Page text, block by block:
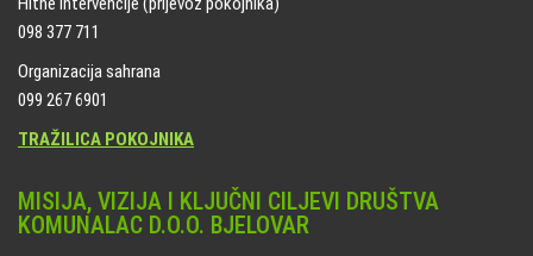
098 377 711
Organizacija sahrana
099 267 6901
TRAŽILICA POKOJNIKA
MISIJA, VIZIJA I KLJUČNI CILJEVI DRUŠTVA
KOMUNALAC D.O.O. BJELOVAR